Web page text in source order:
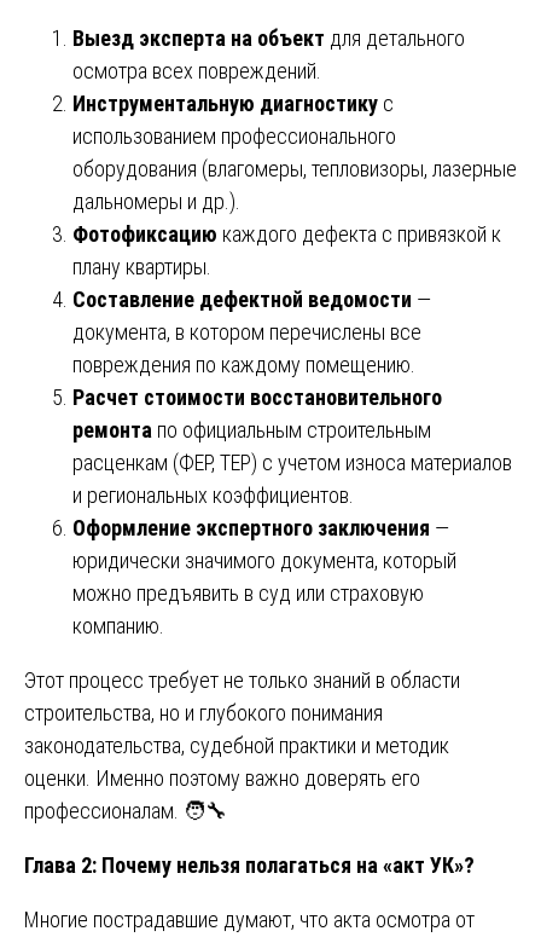
Выезд эксперта на объект для детального
осмотра всех повреждений.
Инструментальную диагностику с
использованием профессионального
оборудования (влагомеры, тепловизоры, лазерные
дальномеры и др.).
Фотофиксацию каждого дефекта с привязкой к
плану квартиры.
Составление дефектной ведомости —
документа, в котором перечислены все
повреждения по каждому помещению.
Расчет стоимости восстановительного
ремонта по официальным строительным
расценкам (ФЕР, ТЕР) с учетом износа материалов
и региональных коэффициентов.
Оформление экспертного заключения —
юридически значимого документа, который
можно предъявить в суд или страховую
компанию.
Этот процесс требует не только знаний в области
строительства, но и глубокого понимания
законодательства, судебной практики и методик
оценки. Именно поэтому важно доверять его
профессионалам. 🧑🔧
Глава 2: Почему нельзя полагаться на «акт УК»?
Многие пострадавшие думают, что акта осмотра от